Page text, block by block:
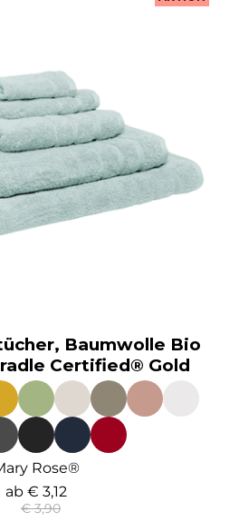
Baumwolle Bio
Certified® Gold
Rose®
ab € 3,12
€ 3,90